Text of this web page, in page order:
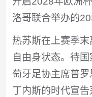
洛哥联合举办的
热苏斯在上赛季
自由身状态。待
萄牙足协主席普
丁内斯的时代宣